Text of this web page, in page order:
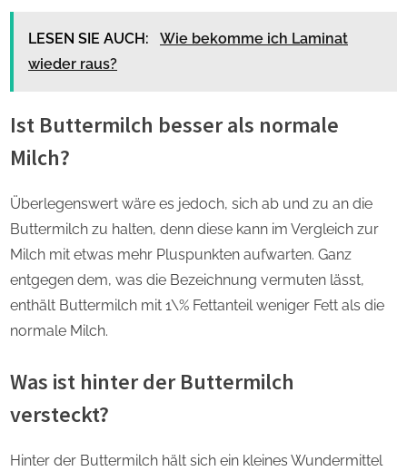
LESEN SIE AUCH:
Wie bekomme ich Laminat
wieder raus?
Ist Buttermilch besser als normale
Milch?
Überlegenswert wäre es jedoch, sich ab und zu an die
Buttermilch zu halten, denn diese kann im Vergleich zur
Milch mit etwas mehr Pluspunkten aufwarten. Ganz
entgegen dem, was die Bezeichnung vermuten lässt,
enthält Buttermilch mit 1\% Fettanteil weniger Fett als die
normale Milch.
Was ist hinter der Buttermilch
versteckt?
Hinter der Buttermilch hält sich ein kleines Wundermittel